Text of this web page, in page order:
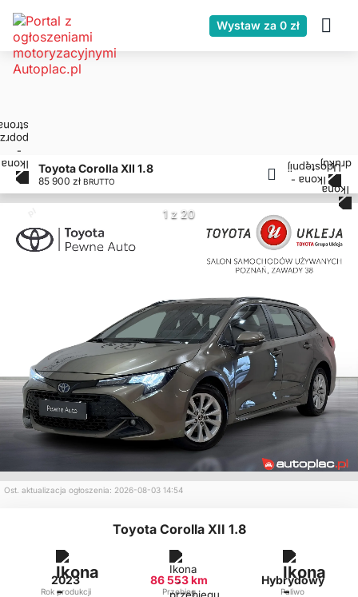
Wystaw za 0 zł
Toyota Corolla XII 1.8
85 900 zł BRUTTO
1 z 20
Ost. aktualizacja ogłoszenia: 2026-08-03 14:54
Toyota Corolla XII 1.8
2023
Rok produkcji
86 553 km
Przebieg
Hybrydowy
Paliwo